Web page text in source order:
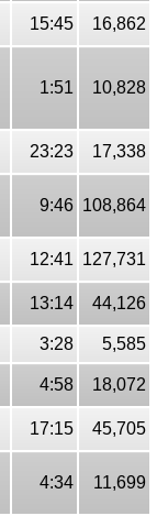
15:45
16,862
1:51 10,828
23:23
17,338
9:46 108,864
12:41 127,731
13:14 44,126
3:28
5,585
4:58
18,072
17:15
45,705
4:34 11,699